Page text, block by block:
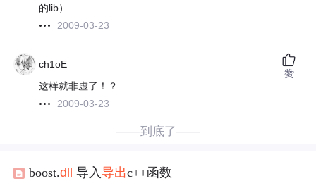
的lib）
2009-03-23
ch1oE
这样就非虚了！？
2009-03-23
赞
——到底了——
boost.dll 导入导出c++函数